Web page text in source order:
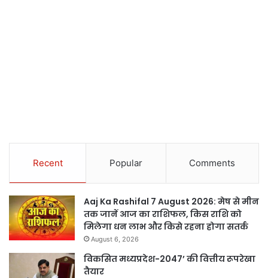
Recent Popular Comments
Aaj Ka Rashifal 7 August 2026: मेष से मीन
तक जानें आज का राशिफल, किस राशि को
मिलेगा धन लाभ और किसे रहना होगा सतर्क
August 6, 2026
विकसित मध्यप्रदेश-2047’ की वित्तीय रूपरेखा
तैयार